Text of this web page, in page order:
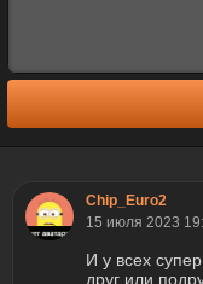
Chip_Euro2
15 июля 2023
И у всех
друг или